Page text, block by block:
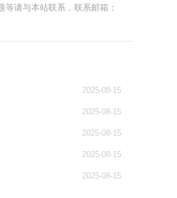
请与本站联系，联系邮箱：
2025-08-15
2025-08-15
2025-08-15
2025-08-15
2025-08-15